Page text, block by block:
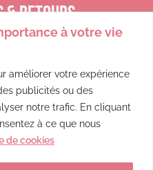
à votre vie
améliorer votre expérience
publicités ou des
notre trafic. En cliquant
à ce que nous
de cookies
RETOURS